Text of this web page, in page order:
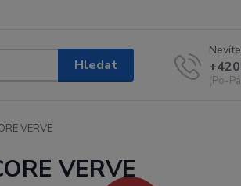
Hledat
(Po-
VERVE
VERVE